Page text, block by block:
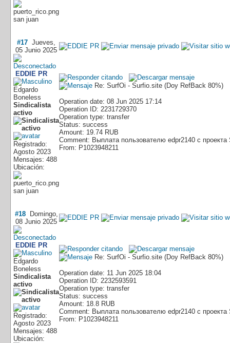
san juan
#17 Jueves,
05 Junio 2025
EDDIE PR
Edgardo
Boneless
Sindicalista
activo
Registrado:
Agosto 2023
Mensajes: 488
Ubicación:
san juan
Re: SurfOi - Surfio.site (Doy RefBack 80%)
Operation date: 08 Jun 2025 17:14
Operation ID: 2231729370
Operation type: transfer
Status: success
Amount: 19.74 RUB
Comment: Выплата пользователю edpr2140 с проекта
From: P1023948211
#18Domingo,
08 Junio 2025
EDDIE PR
Edgardo
Boneless
Sindicalista
activo
Registrado:
Agosto 2023
Mensajes: 488
Ubicación:
Re: SurfOi - Surfio.site (Doy RefBack 80%)
Operation date: 11 Jun 2025 18:04
Operation ID: 2232593591
Operation type: transfer
Status: success
Amount: 18.8 RUB
Comment: Выплата пользователю edpr2140 с проекта
From: P1023948211